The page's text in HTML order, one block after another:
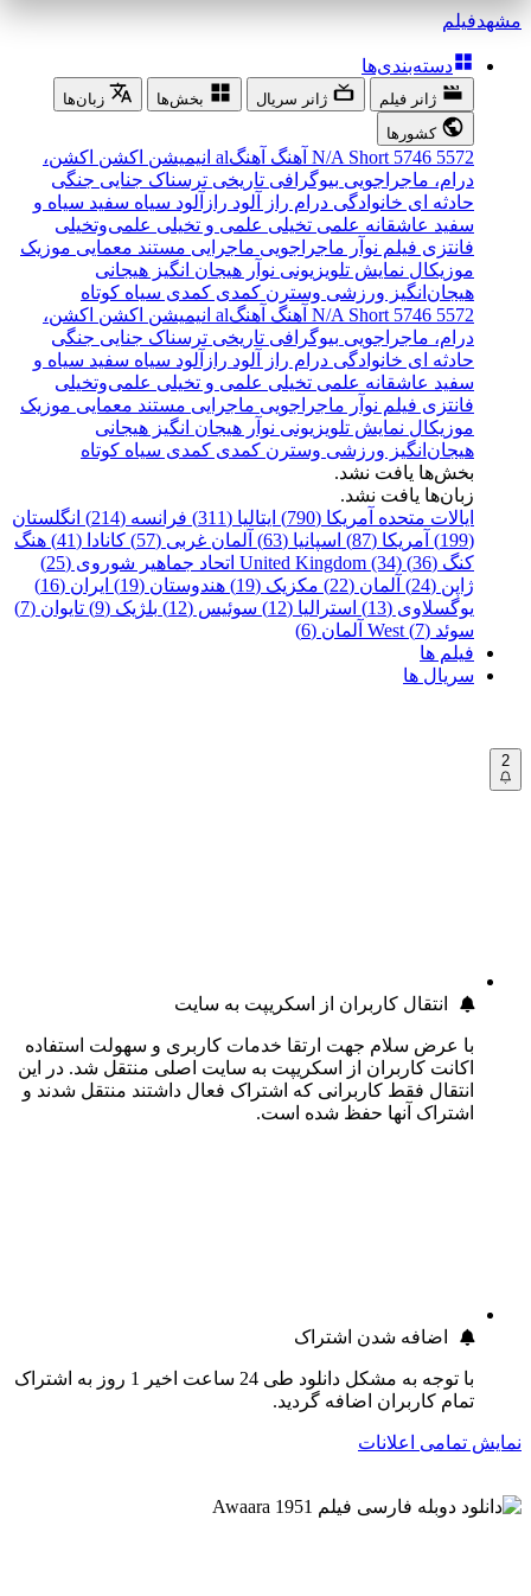
مشهدفیلم
دسته‌بندی‌ها
ژانر فیلم ژانر سریال بخش‌ها
زبان‌ها
کشورها
5572
5746
N/A Short آهنگ آهنگal انیمیشن اکشن اکشن،
درام، ماجراجویی بیوگرافی تاریخی ترسناک جنایی جنگی
حادثه ای خانوادگی درام راز آلود رازآلود سیاه سفید سیاه و
سفید عاشقانه علمی تخیلی علمی و تخیلی علمی‌و‌تخیلی
فانتزی فیلم نوآر ماجراجویی ماجرایی مستند معمایی موزیک
موزیکال نمایش تلویزیونی نوآر هیجان انگیز هیجانی
هیجان‌انگیز ورزشی وسترن کمدی کمدی سیاه کوتاه
5572
5746
N/A Short آهنگ آهنگal انیمیشن اکشن اکشن،
درام، ماجراجویی بیوگرافی تاریخی ترسناک جنایی جنگی
حادثه ای خانوادگی درام راز آلود رازآلود سیاه سفید سیاه و
سفید عاشقانه علمی تخیلی علمی و تخیلی علمی‌و‌تخیلی
فانتزی فیلم نوآر ماجراجویی ماجرایی مستند معمایی موزیک
موزیکال نمایش تلویزیونی نوآر هیجان انگیز هیجانی
هیجان‌انگیز ورزشی وسترن کمدی کمدی سیاه کوتاه
بخش‌ها یافت نشد.
زبان‌ها یافت نشد.
ایالات متحده آمریکا (790)
ایتالیا (311) فرانسه (214)
انگلستان
(199)
آمریکا (87) اسپانیا (63) آلمان غربی (57) کانادا (41)
هنگ
کنگ (36)
United Kingdom (34) اتحاد جماهیر شوروی (25)
ژاپن (24)
آلمان (22) مکزیک (19) هندوستان (19)
ایران (16)
یوگسلاوی (13)
استرالیا (12) سوئیس (12) بلژیک (9)
تایوان (7)
سوئد (7)
West آلمان (6)
فیلم ها
سریال ها
2
انتقال کاربران از اسکریپت به سایت
با عرض سلام جهت ارتقا خدمات کاربری و سهولت استفاده
اکانت کاربران از اسکریپت به سایت اصلی منتقل شد. در این
انتقال فقط کاربرانی که اشتراک فعال داشتند منتقل شدند و
اشتراک آنها حفظ شده است.
اضافه شدن اشتراک
با توجه به مشکل دانلود طی 24 ساعت اخیر 1 روز به اشتراک
تمام کاربران اضافه گردید.
نمایش تمامی اعلانات